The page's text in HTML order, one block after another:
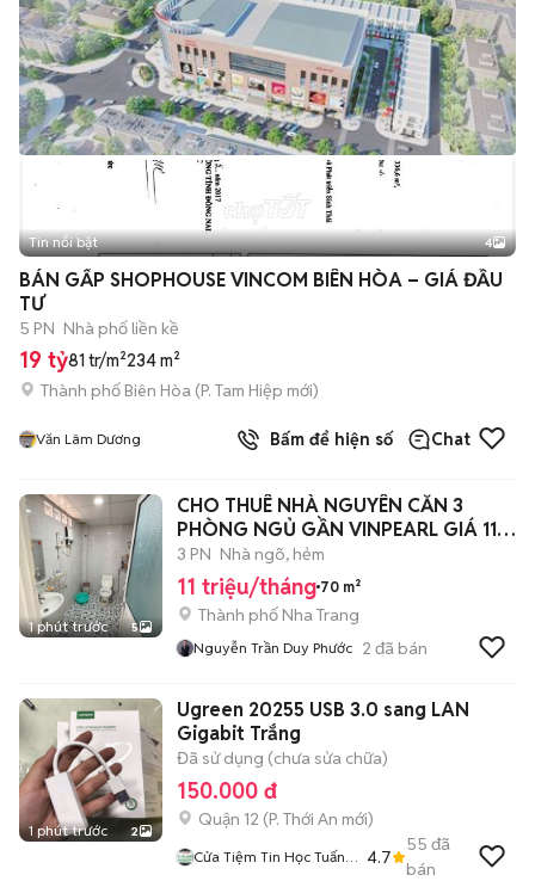
Tin nổi bật 4
BÁN GẤP SHOPHOUSE VINCOM BIÊN HÒA – GIÁ ĐẦU
TƯ
5 PN Nhà phố liền kề
19 tỷ81 tr/m²234 m²
Thành phố Biên Hòa (P. Tam Hiệp mới)
Văn Lâm Dương Bấm để hiện số Chat
1 phút trước 5
CHO THUÊ NHÀ NGUYÊN CĂN 3
PHÒNG NGỦ GẦN VINPEARL GIÁ 11
TRIỆU
3 PN Nhà ngõ, hẻm
11 triệu/tháng 70 m²
Thành phố Nha Trang
Nguyễn Trần Duy Phước 2 đã bán
1 phút trước 2
Ugreen 20255 USB 3.0 sang LAN
Gigabit Trắng
Đã sử dụng (chưa sửa chữa)
150.000 đ
Quận 12 (P. Thới An mới)
Cửa Tiệm Tin Học Tuấn
4.7
55 đã
bán